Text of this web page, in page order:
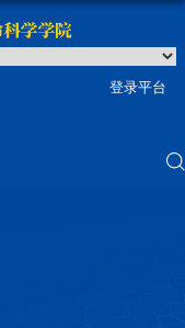
登录平台